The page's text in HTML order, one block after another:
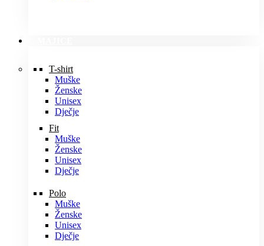
T-shirt
Muške
Ženske
Unisex
Dječje
Fit
Muške
Ženske
Unisex
Dječje
Polo
Muške
Ženske
Unisex
Dječje